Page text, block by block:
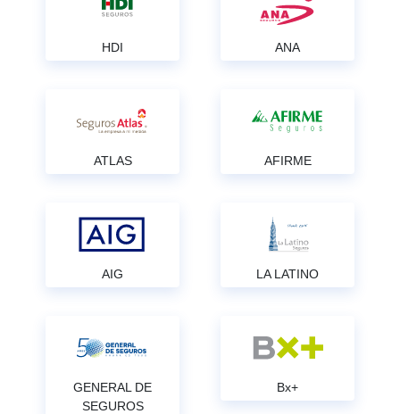
HDI ANA
ATLAS AFIRME
AIG LA LATINO
GENERAL DE
SEGUROS
Bx+